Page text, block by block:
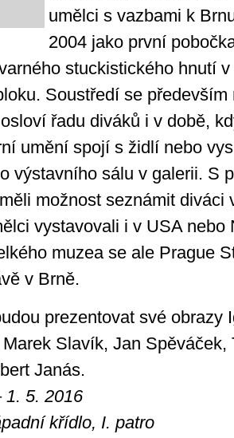
umělci s vazbami k
2004 jako první
stuckistického hnutí
Soustředí se především
řadu diváků i v době,
umění spojí s židlí nebo
výstavního sálu v galerii. S
možnost seznámit diváci
vystavovali i v USA nebo
muzea se ale Prague
v Brně.
prezentovat své obrazy
Slavík, Jan Spěváček,
Janás.
1. 5. 2016
ní křídlo, I. patro